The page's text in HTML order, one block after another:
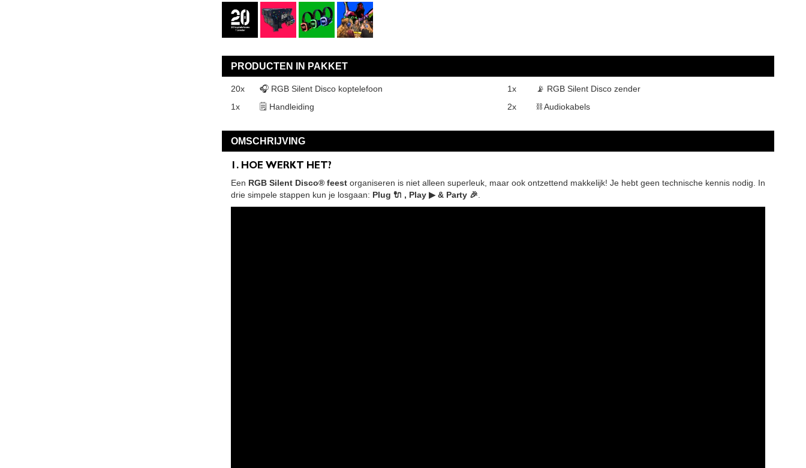
PRODUCTEN IN PAKKET
20x 🎧 RGB Silent Disco koptelefoon 1x
📡 RGB Silent Disco zender
1x
🗒 Handleiding 2x ⛓ Audiokabels
OMSCHRIJVING
1. HOE WERKT HET?
Een RGB Silent Disco® feest organiseren is niet alleen superleuk, maar ook ontzettend makkelijk! Je hebt geen technische kennis nodig. In
drie simpele stappen kun je losgaan: Plug 🔌 , Play ▶ & Party 🎉